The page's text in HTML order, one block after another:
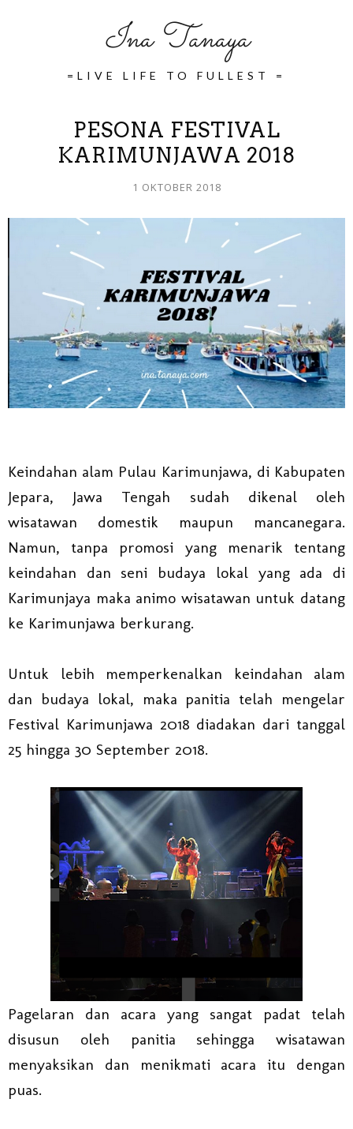
Ina Tanaya
=LIVE LIFE TO FULLEST =
PESONA FESTIVAL
KARIMUNJAWA 2018
1 OKTOBER 2018
Keindahan alam Pulau Karimunjawa, di Kabupaten
Jepara, Jawa Tengah sudah dikenal oleh
wisatawan domestik maupun mancanegara.
Namun, tanpa promosi yang menarik tentang
keindahan dan seni budaya lokal yang ada di
Karimunjaya maka animo wisatawan untuk datang
ke Karimunjawa berkurang.
Untuk lebih memperkenalkan keindahan alam
dan budaya lokal, maka panitia telah mengelar
Festival Karimunjawa 2018 diadakan dari tanggal
25 hingga 30 September 2018.
Pagelaran dan acara yang sangat padat telah
disusun oleh panitia sehingga wisatawan
menyaksikan dan menikmati acara itu dengan
puas.